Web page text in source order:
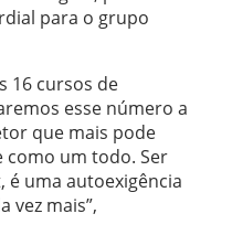
para o grupo
16 cursos de
esse número a
que mais pode
um todo. Ser
é uma autoexigência
vez mais”,